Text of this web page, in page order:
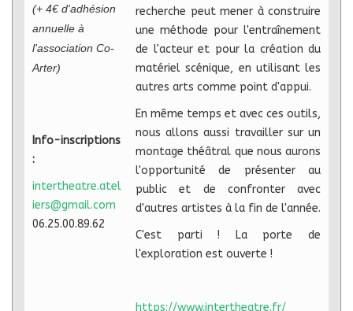
(+ 4€ d'adhésion
annuelle à
l'association Co-
Arter)
Info-inscriptions
:
intertheatre.atel
iers@gmail.com
06.25.00.89.62
recherche peut mener à construire
une méthode pour l'entraînement
de l'acteur et pour la création du
matériel scénique, en utilisant les
autres arts comme point d'appui.
En même temps et avec ces outils,
nous allons aussi travailler sur un
montage théâtral que nous aurons
l'opportunité de présenter au
public et de confronter avec
d'autres artistes à la fin de l'année.
C'est parti ! La porte de
l'exploration est ouverte !
https://www.intertheatre.fr/